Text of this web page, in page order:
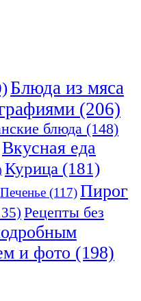
Блюда из мяса
(206)
блюда (148)
Вкусная еда
Курица (181)
Печенье (117)Пирог
Рецепты без
и фото (198)